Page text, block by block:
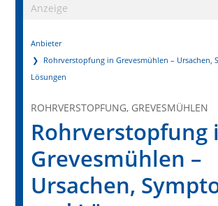
Anzeige
Anbieter
Rohrverstopfung in Grevesmühlen – Ursachen,
Lösungen
ROHRVERSTOPFUNG, GREVESMÜHLEN
Rohrverstopfung
Grevesmühlen –
Ursachen,